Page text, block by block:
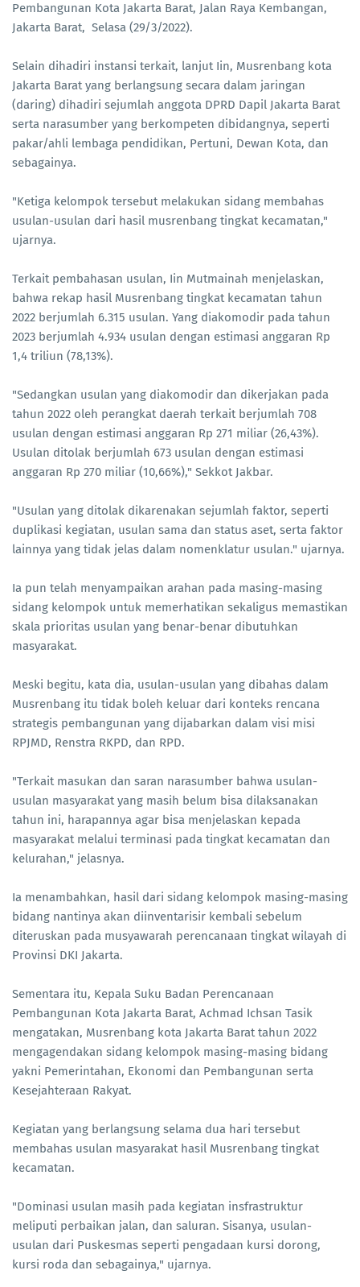
Pembangunan Kota Jakarta Barat, Jalan Raya Kembangan,
Jakarta Barat, Selasa (29/3/2022).
Selain dihadiri instansi terkait, lanjut Iin, Musrenbang kota
Jakarta Barat yang berlangsung secara dalam jaringan
(daring) dihadiri sejumlah anggota DPRD Dapil Jakarta Barat
serta narasumber yang berkompeten dibidangnya, seperti
pakar/ahli lembaga pendidikan, Pertuni, Dewan Kota, dan
sebagainya.
"Ketiga kelompok tersebut melakukan sidang membahas
usulan-usulan dari hasil musrenbang tingkat kecamatan,"
ujarnya.
Terkait pembahasan usulan, Iin Mutmainah menjelaskan,
bahwa rekap hasil Musrenbang tingkat kecamatan tahun
2022 berjumlah 6.315 usulan. Yang diakomodir pada tahun
2023 berjumlah 4.934 usulan dengan estimasi anggaran Rp
1,4 triliun (78,13%).
"Sedangkan usulan yang diakomodir dan dikerjakan pada
tahun 2022 oleh perangkat daerah terkait berjumlah 708
usulan dengan estimasi anggaran Rp 271 miliar (26,43%).
Usulan ditolak berjumlah 673 usulan dengan estimasi
anggaran Rp 270 miliar (10,66%)," Sekkot Jakbar.
"Usulan yang ditolak dikarenakan sejumlah faktor, seperti
duplikasi kegiatan, usulan sama dan status aset, serta faktor
lainnya yang tidak jelas dalam nomenklatur usulan." ujarnya.
Ia pun telah menyampaikan arahan pada masing-masing
sidang kelompok untuk memerhatikan sekaligus memastikan
skala prioritas usulan yang benar-benar dibutuhkan
masyarakat.
Meski begitu, kata dia, usulan-usulan yang dibahas dalam
Musrenbang itu tidak boleh keluar dari konteks rencana
strategis pembangunan yang dijabarkan dalam visi misi
RPJMD, Renstra RKPD, dan RPD.
"Terkait masukan dan saran narasumber bahwa usulan-
usulan masyarakat yang masih belum bisa dilaksanakan
tahun ini, harapannya agar bisa menjelaskan kepada
masyarakat melalui terminasi pada tingkat kecamatan dan
kelurahan," jelasnya.
Ia menambahkan, hasil dari sidang kelompok masing-masing
bidang nantinya akan diinventarisir kembali sebelum
diteruskan pada musyawarah perencanaan tingkat wilayah di
Provinsi DKI Jakarta.
Sementara itu, Kepala Suku Badan Perencanaan
Pembangunan Kota Jakarta Barat, Achmad Ichsan Tasik
mengatakan, Musrenbang kota Jakarta Barat tahun 2022
mengagendakan sidang kelompok masing-masing bidang
yakni Pemerintahan, Ekonomi dan Pembangunan serta
Kesejahteraan Rakyat.
Kegiatan yang berlangsung selama dua hari tersebut
membahas usulan masyarakat hasil Musrenbang tingkat
kecamatan.
"Dominasi usulan masih pada kegiatan insfrastruktur
meliputi perbaikan jalan, dan saluran. Sisanya, usulan-
usulan dari Puskesmas seperti pengadaan kursi dorong,
kursi roda dan sebagainya," ujarnya.